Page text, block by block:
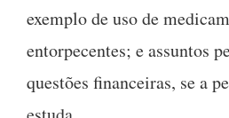
exemplo de uso de
entorpecentes; e assuntos
questões financeiras, se a